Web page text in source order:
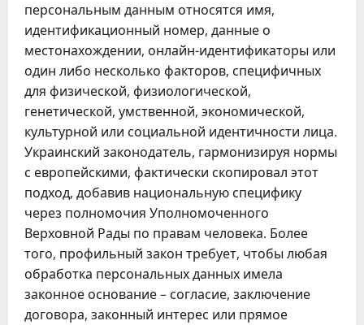
персональным данным относятся имя,
идентификационный номер, данные о
местонахождении, онлайн-идентификаторы или
один либо несколько факторов, специфичных
для физической, физиологической,
генетической, умственной, экономической,
культурной или социальной идентичности лица.
Украинский законодатель, гармонизируя нормы
с европейскими, фактически скопировал этот
подход, добавив национальную специфику
через полномочия Уполномоченного
Верховной Рады по правам человека. Более
того, профильный закон требует, чтобы любая
обработка персональных данных имела
законное основание – согласие, заключение
договора, законный интерес или прямое